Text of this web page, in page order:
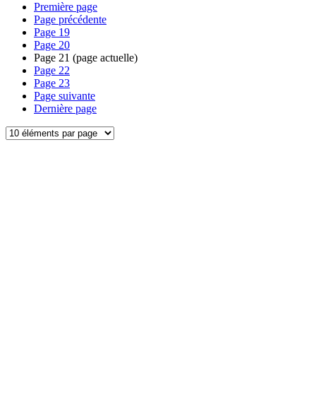
Première page
Page précédente
Page 19
Page 20
Page 21 (page actuelle)
Page 22
Page 23
Page suivante
Dernière page